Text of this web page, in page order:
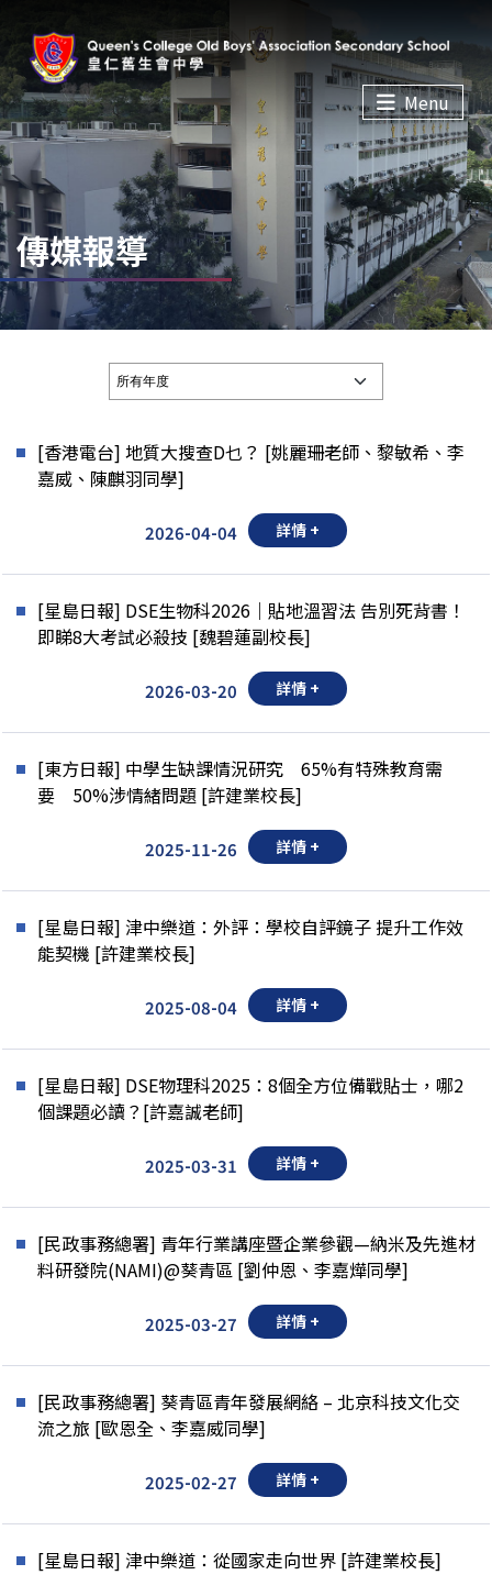
Menu
傳媒報導
[香港電台] 地質大搜查D乜？ [姚麗珊老師、黎敏希、李
嘉威、陳麒羽同學]
2026-04-04 詳情 +
[星島日報] DSE生物科2026｜貼地溫習法 告別死背書！
即睇8大考試必殺技 [魏碧蓮副校長]
2026-03-20 詳情 +
[東方日報] 中學生缺課情況研究 65%有特殊教育需
要 50%涉情緒問題 [許建業校長]
2025-11-26 詳情 +
[星島日報] 津中樂道：外評：學校自評鏡子 提升工作效
能契機 [許建業校長]
2025-08-04 詳情 +
[星島日報] DSE物理科2025：8個全方位備戰貼士，哪2
個課題必讀？[許嘉誠老師]
2025-03-31 詳情 +
[民政事務總署] 青年行業講座暨企業參觀—納米及先進材
料研發院(NAMI)@葵青區 [劉仲恩、李嘉燁同學]
2025-03-27 詳情 +
[民政事務總署] 葵青區青年發展網絡 – 北京科技文化交
流之旅 [歐恩全、李嘉威同學]
2025-02-27 詳情 +
[星島日報] 津中樂道：從國家走向世界 [許建業校長]